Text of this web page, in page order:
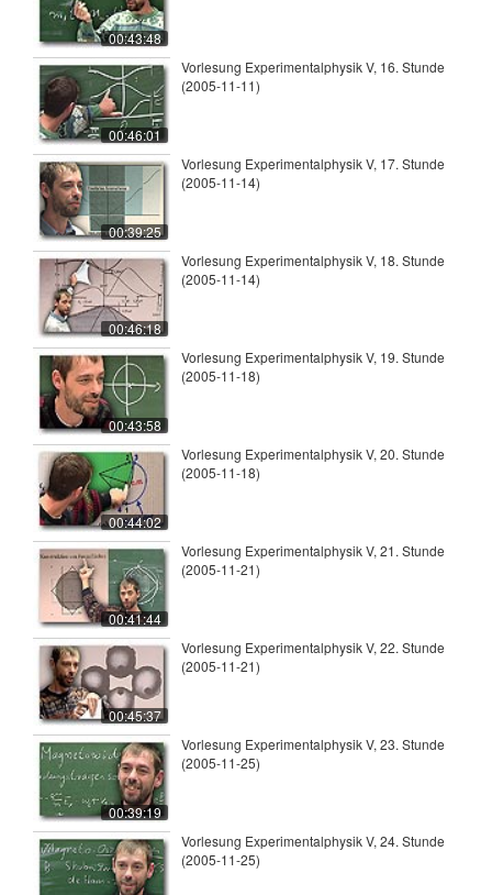
00:43:48
00:46:01
Vorlesung Experimentalphysik V, 16. Stunde
(2005-11-11)
00:39:25
Vorlesung Experimentalphysik V, 17. Stunde
(2005-11-14)
00:46:18
Vorlesung Experimentalphysik V, 18. Stunde
(2005-11-14)
00:43:58
Vorlesung Experimentalphysik V, 19. Stunde
(2005-11-18)
00:44:02
Vorlesung Experimentalphysik V, 20. Stunde
(2005-11-18)
00:41:44
Vorlesung Experimentalphysik V, 21. Stunde
(2005-11-21)
00:45:37
Vorlesung Experimentalphysik V, 22. Stunde
(2005-11-21)
00:39:19
Vorlesung Experimentalphysik V, 23. Stunde
(2005-11-25)
Vorlesung Experimentalphysik V, 24. Stunde
(2005-11-25)